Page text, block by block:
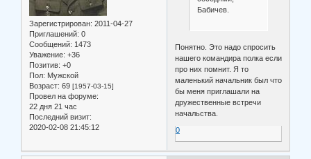
Зарегистрирован: 2011-04-27
Приглашений: 0
Сообщений: 1473
Уважение: +36
Позитив: +0
Пол: Мужской
Возраст: 69 [1957-03-15]
Провел на форуме:
22 дня 21 час
Последний визит:
2020-02-08 21:45:12
Бабичев.
Понятно. Это надо спросить
нашего командира полка если
про них помнит. Я то
маленький начальник был что
бы меня приглашали на
дружественные встречи
начальства.
0